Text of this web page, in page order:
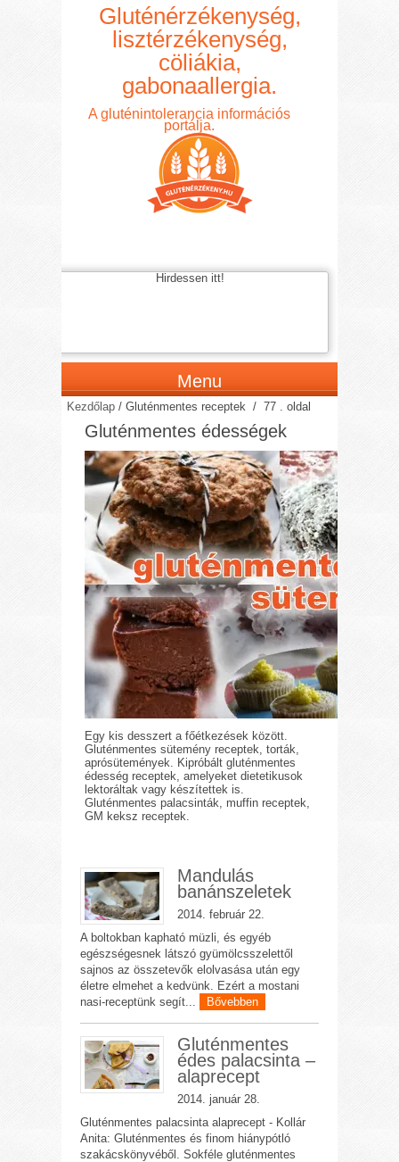
Gluténérzékenység,
lisztérzékenység,
cöliákia,
gabonaallergia.
A gluténintolerancia információs
portálja.
Hirdessen itt!
Menu
Kezdőlap /Gluténmentes receptek / 77 . oldal
Gluténmentes édességek
Egy kis desszert a főétkezések között.
Gluténmentes sütemény receptek, torták,
aprósütemények. Kipróbált gluténmentes
édesség receptek, amelyeket dietetikusok
lektoráltak vagy készítettek is.
Gluténmentes palacsinták, muffin receptek,
GM keksz receptek.
Mandulás
banánszeletek
2014. február 22.
A boltokban kapható müzli, és egyéb
egészségesnek látszó gyümölcsszelettől
sajnos az összetevők elolvasása után egy
életre elmehet a kedvünk. Ezért a mostani
nasi-receptünk segít...
Bővebben
Gluténmentes
édes palacsinta –
alaprecept
2014. január 28.
Gluténmentes palacsinta alaprecept - Kollár
Anita: Gluténmentes és finom hiánypótló
szakácskönyvéből. Sokféle gluténmentes